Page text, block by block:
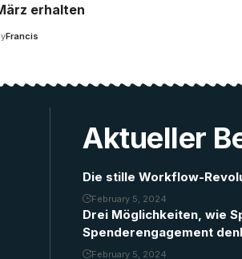
erhalten
Francis
Aktueller
Die stille Workflow-
February 5, 2024
Drei Möglichkeiten, wie
Spenderengagement
February 5, 2024